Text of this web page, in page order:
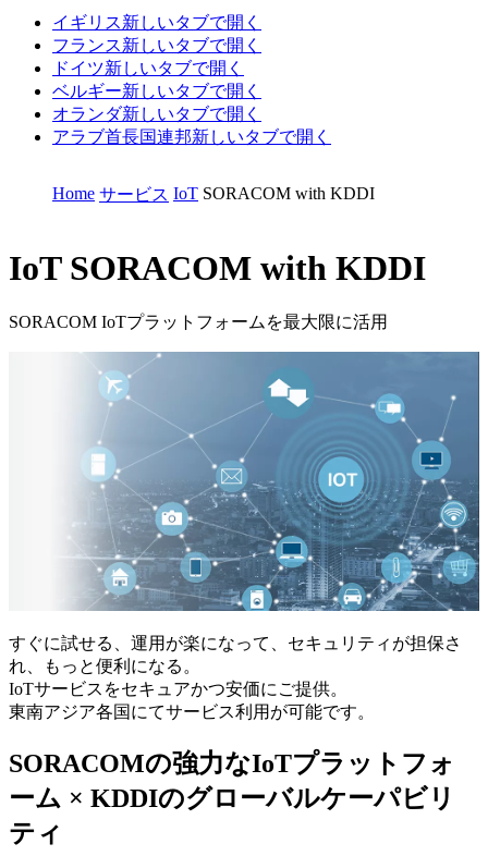
イギリス新しいタブで開く
フランス新しいタブで開く
ドイツ新しいタブで開く
ベルギー新しいタブで開く
オランダ新しいタブで開く
アラブ首長国連邦新しいタブで開く
Home サービス IoT SORACOM with KDDI
IoT SORACOM with KDDI
SORACOM IoTプラットフォームを最大限に活用
すぐに試せる、運用が楽になって、セキュリティが担保さ
れ、もっと便利になる。
IoTサービスをセキュアかつ安価にご提供。
東南アジア各国にてサービス利用が可能です。
SORACOMの強力なIoTプラットフォ
ーム × KDDIのグローバルケーパビリ
ティ